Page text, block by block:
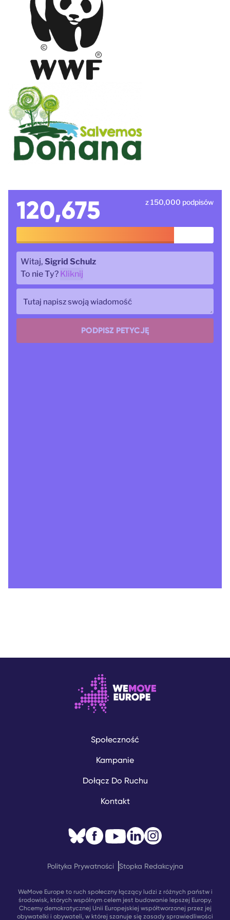
120,675 z 150,000 podpisów
Witaj, Sigrid Schulz
To nie Ty? Kliknij
Tutaj napisz swoją wiadomość
PODPISZ PETYCJĘ
Społeczność
Kampanie
Dołącz Do Ruchu
Kontakt
WeMove Europe to ruch społeczny łączący ludzi z różnych państw i
środowisk, których wspólnym celem jest budowanie lepszej Europy.
Chcemy demokratycznej Unii Europejskiej współtworzonej przez jej
obywatelki i obywateli, w której szanuje się zasady sprawiedliwości
Polityka Prywatności Stopka Redakcyjna